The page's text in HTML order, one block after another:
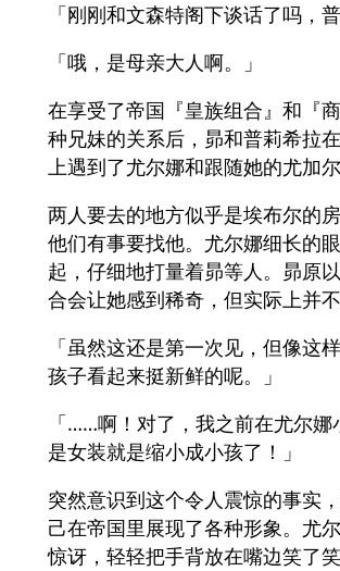
「刚刚和文森特阁下谈话了吗，
「哦，是母亲大人啊。」
在享受了帝国『皇族组合』和『
种兄妹的关系后，昴和普莉希拉
上遇到了尤尔娜和跟随她的尤加尔
两人要去的地方似乎是埃布尔的
他们有事要找他。尤尔娜细长的
起，仔细地打量着昴等人。昴原
合会让她感到稀奇，但实际上并不
「虽然这还是第一次见，但像这
孩子看起来挺新鲜的呢。」
「……啊！对了，我之前在尤尔娜
是女装就是缩小成小孩了！」
突然意识到这个令人震惊的事实
己在帝国里展现了各种形象。尤
惊讶，轻轻把手背放在嘴边笑了笑